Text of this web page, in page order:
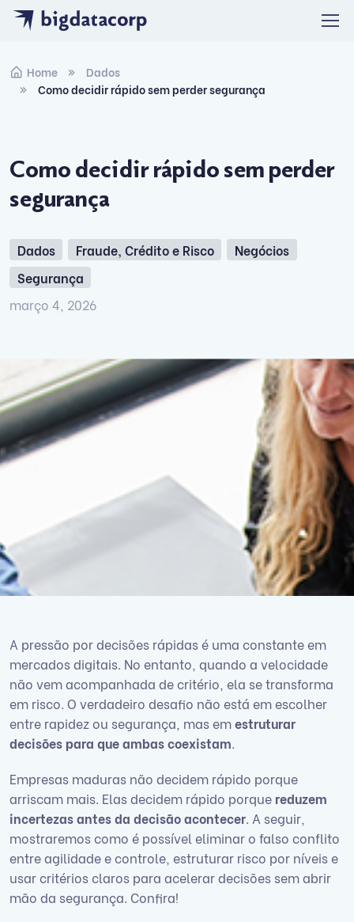
Skip to navigation
Skip to content
Home
Dados
Como decidir rápido sem perder segurança
Como decidir rápido sem perder
segurança
Dados Fraude, Crédito e Risco
Negócios
Segurança
março 4, 2026
A pressão por decisões rápidas é uma constante em
mercados digitais. No entanto, quando a velocidade
não vem acompanhada de critério, ela se transforma
em risco. O verdadeiro desafio não está em escolher
entre rapidez ou segurança, mas emestruturar
decisões para que ambas coexistam.
Empresas maduras não decidem rápido porque
arriscam mais. Elas decidem rápido porque reduzem
incertezas antes da decisão acontecer. A seguir,
mostraremos como é possível eliminar o falso conflito
entre agilidade e controle, estruturar risco por níveis e
usar critérios claros para acelerar decisões sem abrir
mão da segurança. Confira!